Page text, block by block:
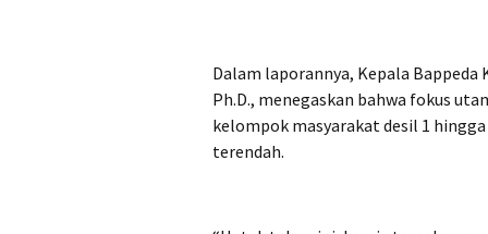
Dalam laporannya, Kepala Bappeda
Ph.D., menegaskan bahwa fokus
kelompok masyarakat desil 1
terendah.